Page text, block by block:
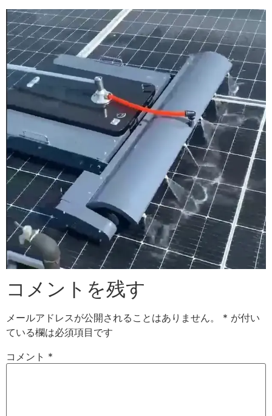
コメントを残す
メールアドレスが公開されることはありません。 * が付い
ている欄は必須項目です
コメント *